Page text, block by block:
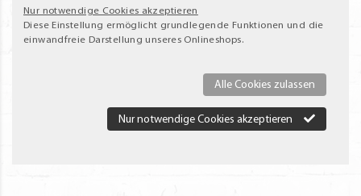
Nur notwendige Cookies akzeptieren
Diese Einstellung ermöglicht grundlegende Funktionen und die
einwandfreie Darstellung unseres Onlineshops.
Alle Cookies zulassen
Nur notwendige Cookies akzeptieren